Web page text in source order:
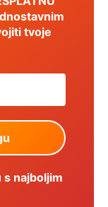
tvoje
najboljim